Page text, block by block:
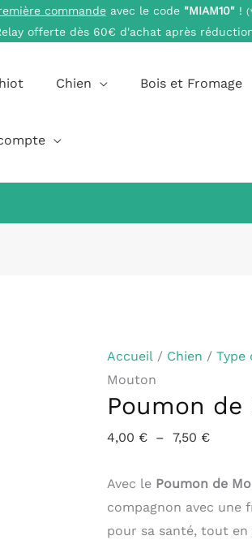
commandeavec le code "MIAM10"!
offerte dès 60€ d'achat après
Chien Bois et Fromage
Accueil / Chien /Type
Mouton
Poumon de
4,00 € – 7,50 €
4,00 €
7,50 €
Avec le Poumon de
compagnon avec une
pour sa santé, tout
de
Mouton